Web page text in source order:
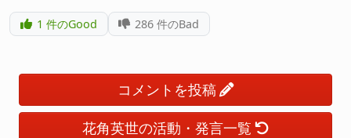
1 件のGood 286 件のBad
コメントを投稿
花角英世の活動・発言一覧